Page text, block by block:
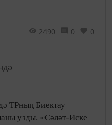
2490 0 0
ТРның Биектау
узды. «Сәләт-Иске